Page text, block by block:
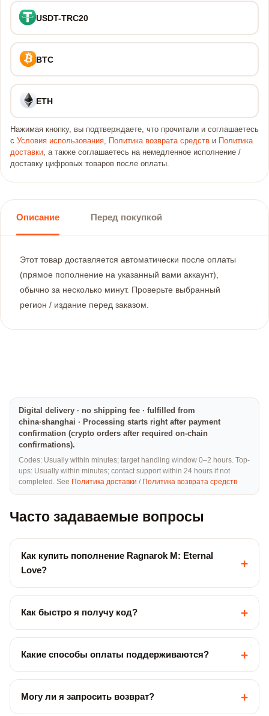
USDT-TRC20
BTC
ETH
Нажимая кнопку, вы подтверждаете, что прочитали и соглашаетесь
с Условия использования, Политика возврата средств и
Политика
доставки, а также соглашаетесь на немедленное исполнение /
доставку цифровых товаров после оплаты.
Описание Перед покупкой
Этот товар доставляется автоматически после оплаты
(прямое пополнение на указанный вами аккаунт),
обычно за несколько минут. Проверьте выбранный
регион / издание перед заказом.
Digital delivery · no shipping fee · fulfilled from
china·shanghai · Processing starts right after payment
confirmation (crypto orders after required on-chain
confirmations).
Codes: Usually within minutes; target handling window 0–2 hours. Top-
ups: Usually within minutes; contact support within 24 hours if not
completed. See Политика доставки / Политика возврата средств
Часто задаваемые вопросы
Как купить пополнение Ragnarok M: Eternal
Love?
+
Как быстро я получу код? +
Какие способы оплаты поддерживаются? +
Могу ли я запросить возврат? +